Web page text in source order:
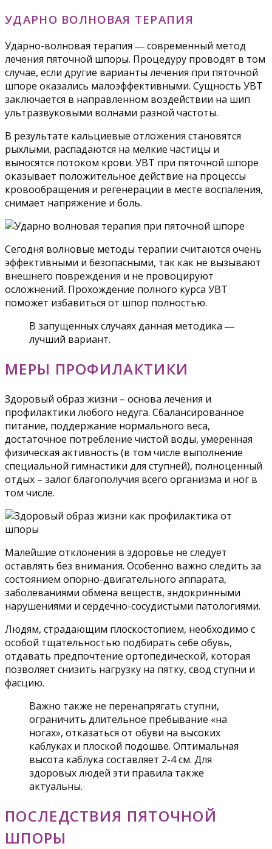
УДАРНО ВОЛНОВАЯ ТЕРАПИЯ
Ударно-волновая терапия ― современный метод
лечения пяточной шпоры. Процедуру проводят в том
случае, если другие варианты лечения при пяточной
шпоре оказались малоэффективными. Сущность УВТ
заключается в направленном воздействии на шип
ультразвуковыми волнами разной частоты.
В результате кальциевые отложения становятся
рыхлыми, распадаются на мелкие частицы и
выносятся потоком крови. УВТ при пяточной шпоре
оказывает положительное действие на процессы
кровообращения и регенерации в месте воспаления,
снимает напряжение и боль.
Сегодня волновые методы терапии считаются очень
эффективными и безопасными, так как не вызывают
внешнего повреждения и не провоцируют
осложнений. Прохождение полного курса УВТ
поможет избавиться от шпор полностью.
В запущенных случаях данная методика ―
лучший вариант.
МЕРЫ ПРОФИЛАКТИКИ
Здоровый образ жизни – основа лечения и
профилактики любого недуга. Сбалансированное
питание, поддержание нормального веса,
достаточное потребление чистой воды, умеренная
физическая активность (в том числе выполнение
специальной гимнастики для ступней), полноценный
отдых – залог благополучия всего организма и ног в
том числе.
Малейшие отклонения в здоровье не следует
оставлять без внимания. Особенно важно следить за
состоянием опорно-двигательного аппарата,
заболеваниями обмена веществ, эндокринными
нарушениями и сердечно-сосудистыми патологиями.
Людям, страдающим плоскостопием, необходимо с
особой тщательностью подбирать себе обувь,
отдавать предпочтение ортопедической, которая
позволяет снизить нагрузку на пятку, свод ступни и
фасцию.
Важно также не перенапрягать ступни,
ограничить длительное пребывание «на
ногах», отказаться от обуви на высоких
каблуках и плоской подошве. Оптимальная
высота каблука составляет 2-4 см. Для
здоровых людей эти правила также
актуальны.
ПОСЛЕДСТВИЯ ПЯТОЧНОЙ
ШПОРЫ